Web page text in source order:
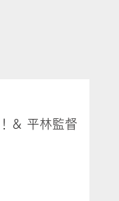
＆ 平林監督